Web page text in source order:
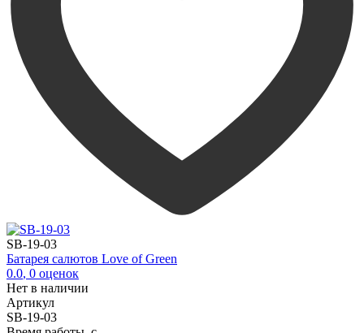
SB-19-03
Батарея салютов Love of Green
0.0, 0 оценок
Нет в наличии
Артикул
SB-19-03